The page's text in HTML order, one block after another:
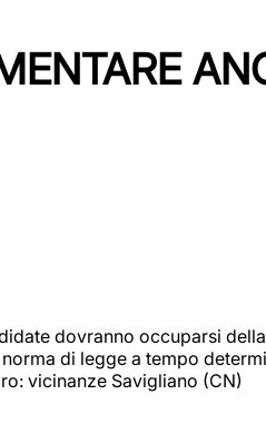
dovranno occuparsi
di legge a tempo
vicinanze Savigliano (CN)